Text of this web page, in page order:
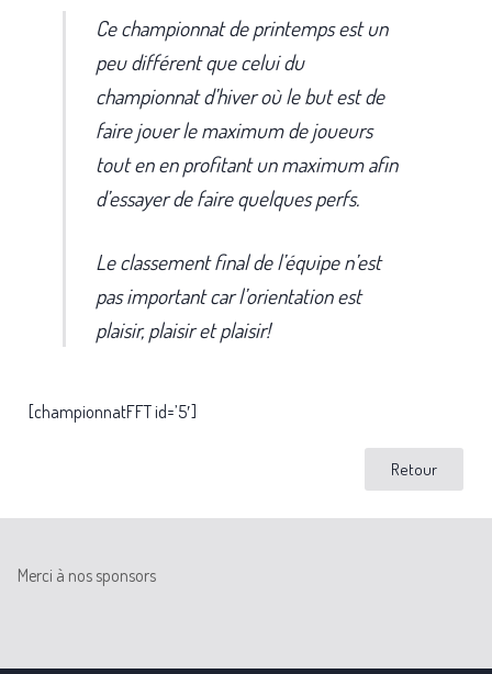
Ce championnat de printemps est un
peu différent que celui du
championnat d’hiver où le but est de
faire jouer le maximum de joueurs
tout en en profitant un maximum afin
d’essayer de faire quelques perfs.
Le classement final de l’équipe n’est
pas important car l’orientation est
plaisir, plaisir et plaisir!
[championnatFFT id=’5′]
Retour
Merci à nos sponsors